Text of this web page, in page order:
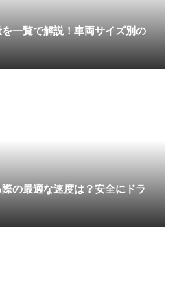
一覧で解説！車両サイズ別の
の最適な速度は？安全にドラ